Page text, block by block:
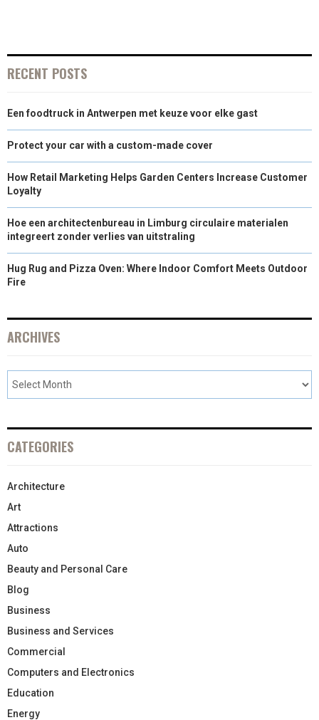
RECENT POSTS
Een foodtruck in Antwerpen met keuze voor elke gast
Protect your car with a custom-made cover
How Retail Marketing Helps Garden Centers Increase Customer
Loyalty
Hoe een architectenbureau in Limburg circulaire materialen
integreert zonder verlies van uitstraling
Hug Rug and Pizza Oven: Where Indoor Comfort Meets Outdoor
Fire
ARCHIVES
CATEGORIES
Architecture
Art
Attractions
Auto
Beauty and Personal Care
Blog
Business
Business and Services
Commercial
Computers and Electronics
Education
Energy